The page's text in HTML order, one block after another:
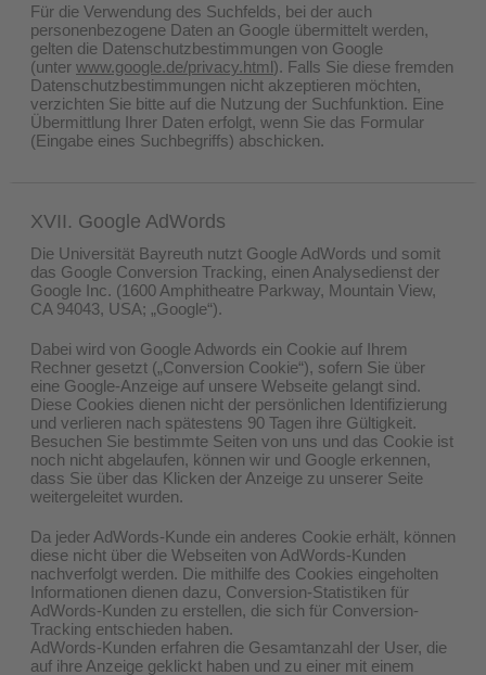
Für die Verwendung des Suchfelds, bei der auch
personenbezogene Daten an Google übermittelt werden,
gelten die Datenschutzbestimmungen von Google
(unter www.google.de/privacy.html). Falls Sie diese fremden
Datenschutzbestimmungen nicht akzeptieren möchten,
verzichten Sie bitte auf die Nutzung der Suchfunktion. Eine
Übermittlung Ihrer Daten erfolgt, wenn Sie das Formular
(Eingabe eines Suchbegriffs) abschicken.
XVII. Google AdWords
Die Universität Bayreuth nutzt Google AdWords und somit
das Google Conversion Tracking, einen Analysedienst der
Google Inc. (1600 Amphitheatre Parkway, Mountain View,
CA 94043, USA; „Google“).
Dabei wird von Google Adwords ein Cookie auf Ihrem
Rechner gesetzt („Conversion Cookie“), sofern Sie über
eine Google-Anzeige auf unsere Webseite gelangt sind.
Diese Cookies dienen nicht der persönlichen Identifizierung
und verlieren nach spätestens 90 Tagen ihre Gültigkeit.
Besuchen Sie bestimmte Seiten von uns und das Cookie ist
noch nicht abgelaufen, können wir und Google erkennen,
dass Sie über das Klicken der Anzeige zu unserer Seite
weitergeleitet wurden.
Da jeder AdWords-Kunde ein anderes Cookie erhält, können
diese nicht über die Webseiten von AdWords-Kunden
nachverfolgt werden. Die mithilfe des Cookies eingeholten
Informationen dienen dazu, Conversion-Statistiken für
AdWords-Kunden zu erstellen, die sich für Conversion-
Tracking entschieden haben.
AdWords-Kunden erfahren die Gesamtanzahl der User, die
auf ihre Anzeige geklickt haben und zu einer mit einem